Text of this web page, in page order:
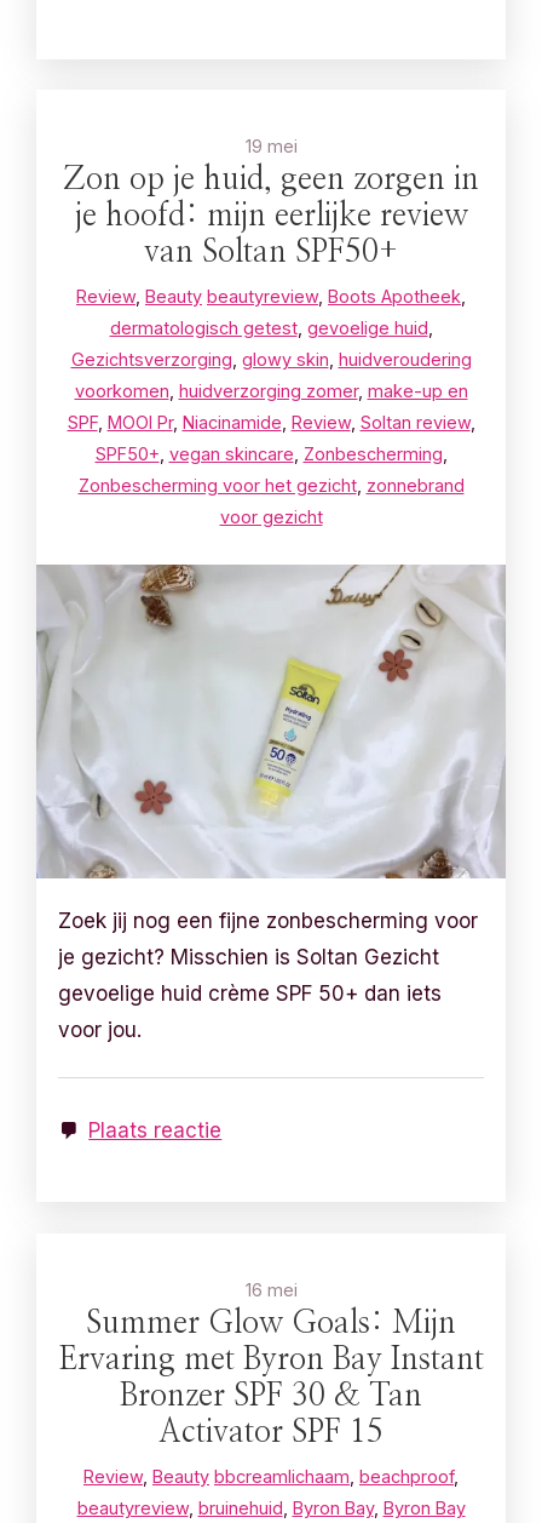
19 mei
Zon op je huid, geen zorgen in
je hoofd: mijn eerlijke review
van Soltan SPF50+
Review, Beauty beautyreview, Boots Apotheek,
dermatologisch getest, gevoelige huid,
Gezichtsverzorging, glowy skin, huidveroudering
voorkomen, huidverzorging zomer, make-up en
SPF, MOOI Pr, Niacinamide, Review, Soltan review,
SPF50+, vegan skincare, Zonbescherming,
Zonbescherming voor het gezicht, zonnebrand
voor gezicht
Zoek jij nog een fijne zonbescherming voor
je gezicht? Misschien is Soltan Gezicht
gevoelige huid crème SPF 50+ dan iets
voor jou.
Plaats reactie
16 mei
Summer Glow Goals: Mijn
Ervaring met Byron Bay Instant
Bronzer SPF 30 & Tan
Activator SPF 15
Review, Beauty bbcreamlichaam beachproof,
beautyreview, bruinehuid Byron Bay, Byron Bay